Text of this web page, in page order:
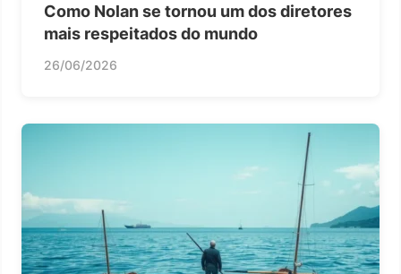
Como Nolan se tornou um dos diretores
mais respeitados do mundo
26/06/2026